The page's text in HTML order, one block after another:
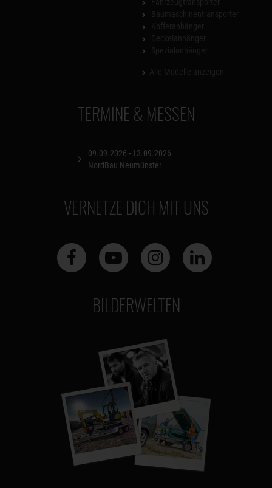
TERMINE & MESSEN
09.09.2026 - 13.09.2026
NordBau Neumünster
VERNETZE DICH MIT UNS
BILDERWELTEN